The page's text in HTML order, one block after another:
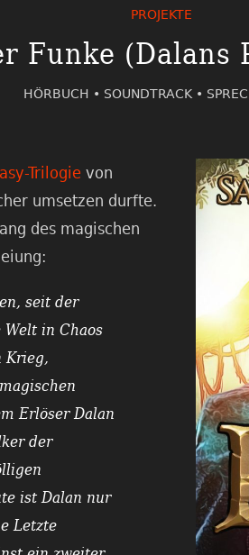
PROJEKTE
Funke (Dalans
HÖRBUCH • SOUNDTRACK •
Trilogievon
umsetzen durfte.
des magischen
seit der
in Chaos
Krieg,
Erlöser Dalan
der
ist Dalan nur
Letzte